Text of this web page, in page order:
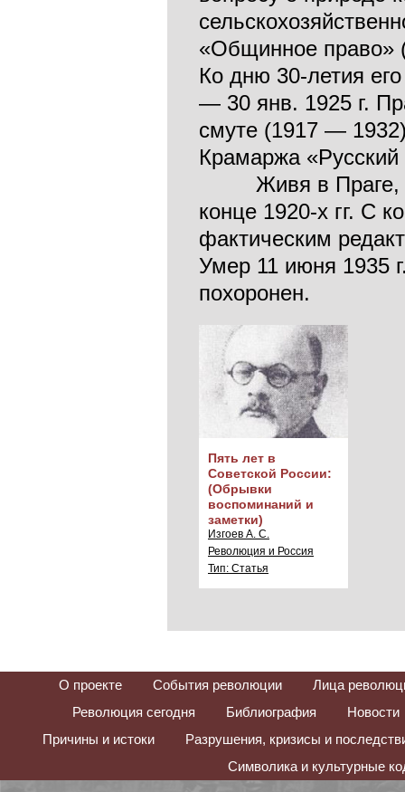
«Общинное право»
Ко дню 30-летия
— 30 янв. 1925 г.
смуте (1917 —
Крамаржа «Русский
Живя в Праге,
конце 1920-х гг. С
фактическим
Умер 11 июня 1935
похоронен.
Пять лет в
Советской России:
(Обрывки
воспоминаний и
заметки)
Изгоев А. С.
Революция и Россия
Тип: Статья
О проекте События революции
Лица
Революция сегодня
Библиография
Новости
Причины и истоки
Разрушения, кризисы и
Символика и культурные